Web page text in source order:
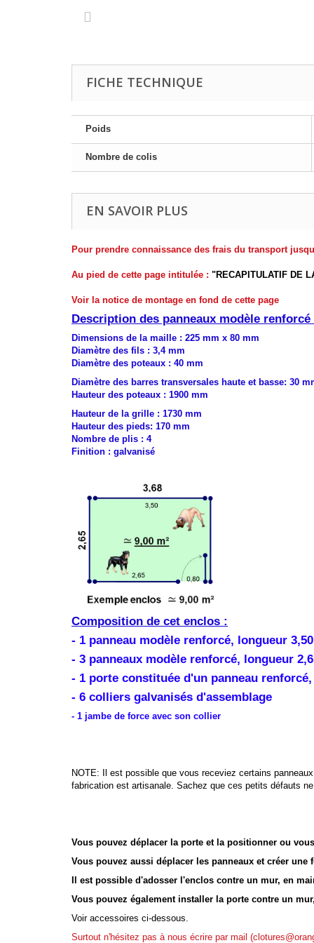
FICHE TECHNIQUE
Poids
Nombre de colis
EN SAVOIR PLUS
Pour prendre connaissance des frais du transport
Au pied de cette page intitulée : "RECAPITULATIF DE
Voir la notice de montage en fond de cette page
Description des panneaux modèle renforcé
Dimensions de la maille : 225 mm x 80 mm
Diamètre des fils : 3,4 mm
Diamètre des poteaux : 40 mm
Diamètre des barres transversales haute et basse: 30
Hauteur des poteaux : 1900 mm
Hauteur de la grille : 1730 mm
Hauteur des pieds: 170 mm
Nombre de plis : 4
Finition : galvanisé
Composition de cet enclos :
- 1 panneau modèle renforcé, longueur
- 3 panneaux modèle renforcé, longueur
- 1 porte constituée d'un panneau
- 6 colliers galvanisés d'assemblage
- 1 jambe de force avec son collier
NOTE: Il est possible que vous receviez certains
fabrication est artisanale. Sachez que ces petits défauts
Vous pouvez déplacer la porte et la positionner ou
Vous pouvez aussi déplacer les panneaux et créer une
Il est possible d'adosser l'enclos contre un mur, en
Vous pouvez également installer la porte contre un
Voir accessoires ci-dessous.
Surtout n'hésitez pas à nous écrire par mail